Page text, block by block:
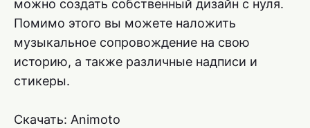
можно создать собственный дизайн с нуля.
Помимо этого вы можете наложить
музыкальное сопровождение на свою
историю, а также различные надписи и
стикеры.
Скачать: Animoto